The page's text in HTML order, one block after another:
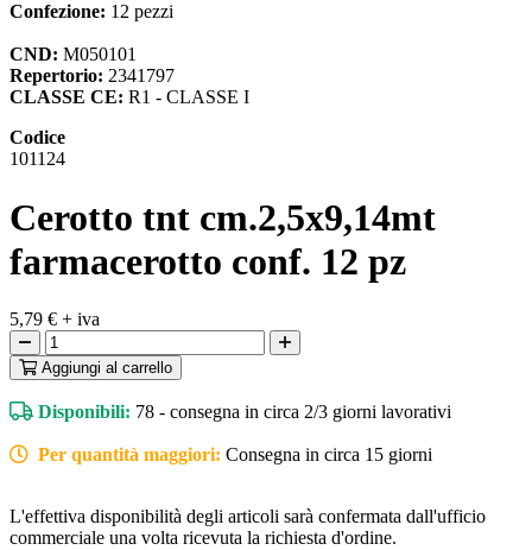
Confezione: 12 pezzi
CND: M050101
Repertorio: 2341797
CLASSE CE: R1 - CLASSE I
Codice
101124
Cerotto tnt cm.2,5x9,14mt
farmacerotto conf. 12 pz
5,79 € + iva
Aggiungi al carrello
Disponibili: 78 - consegna in circa 2/3 giorni lavorativi
Per quantità maggiori: Consegna in circa 15 giorni
L'effettiva disponibilità degli articoli sarà confermata dall'ufficio
commerciale una volta ricevuta la richiesta d'ordine.